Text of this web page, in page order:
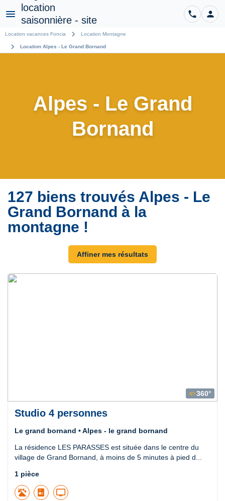
Menu phone person
Location vacances Foncia chevron_right Location Montagne
chevron_right Location Alpes - Le Grand Bornand
Alpes - Le Grand
Bornand
127 biens trouvés Alpes - Le
Grand Bornand à la
montagne !
Affiner mes résultats
360360°
Studio 4 personnes
Le grand bornand • Alpes - le grand bornand
La résidence LES PARASSES est située dans le centre du
village de Grand Bornand, à moins de 5 minutes à pied d...
1 pièce
tv